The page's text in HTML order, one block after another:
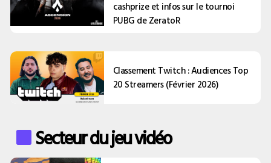
cashprize et infos sur le tournoi
PUBG de ZeratoR
Classement Twitch : Audiences Top
20 Streamers (Février 2026)
Secteur du jeu vidéo